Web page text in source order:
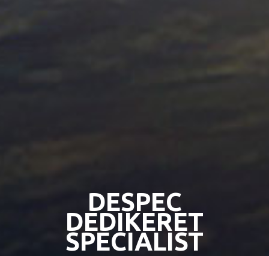
DESPEC
DEDIKERET
SPECIALIST